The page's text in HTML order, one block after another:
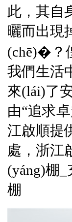
此，其
曬而出現
我們生活
來(lái)了安
由“追求卓
江啟順提
處， 浙江
(yáng)棚
棚